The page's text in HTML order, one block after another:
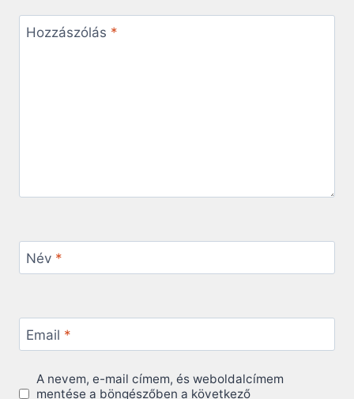
Hozzászólás *
Név *
Email *
A nevem, e-mail címem, és weboldalcímem
mentése a böngészőben a következő